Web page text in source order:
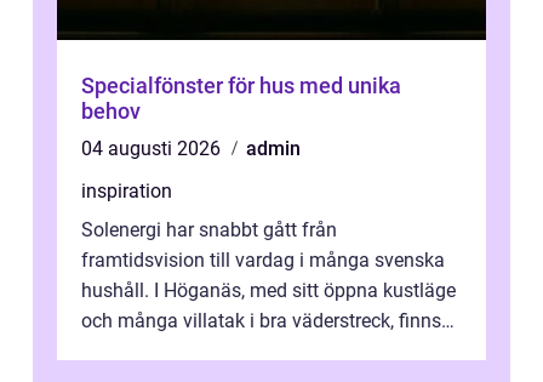
Specialfönster för hus med unika
behov
04 augusti 2026
admin
inspiration
Solenergi har snabbt gått från
framtidsvision till vardag i många svenska
hushåll. I Höganäs, med sitt öppna kustläge
och många villatak i bra väderstreck, finns